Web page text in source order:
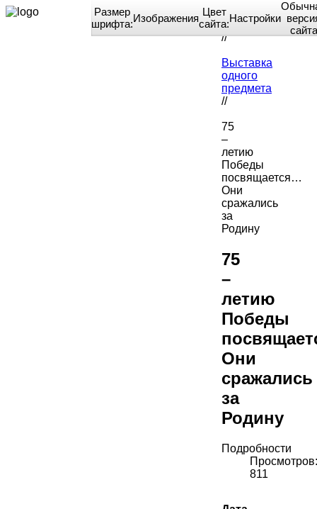
Home
//
Выставка
одного
предмета
//
75
–
летию
Победы
посвящается…
Они
сражались
за
Родину
75
–
летию
Победы
Они
сражались
за
Родину
Подробности
Просмотров:
811
Размер
шрифта:Изображения
Цвет
сайта:Настройки
сайта